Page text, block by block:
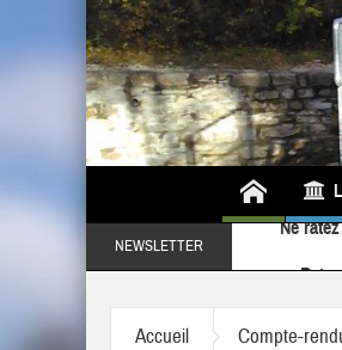
NEWSLETTER
Accueil
Compte-